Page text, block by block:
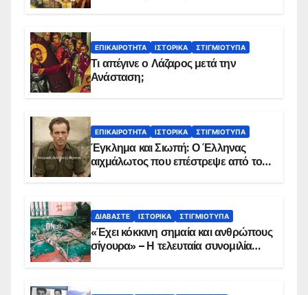
ΕΠΙΚΑΙΡΌΤΗΤΑ ΙΣΤΟΡΙΚΆ ΣΤΙΓΜΙΌΤΥΠΑ
Τι απέγινε ο Λάζαρος μετά την
Ανάσταση;
ΕΠΙΚΑΙΡΌΤΗΤΑ ΙΣΤΟΡΙΚΆ ΣΤΙΓΜΙΌΤΥΠΑ
Έγκλημα και Σιωπή: Ο Έλληνας
αιχμάλωτος που επέστρεψε από το
ΔΙΑΒΆΣΤΕ ΙΣΤΟΡΙΚΆ ΣΤΙΓΜΙΌΤΥΠΑ
«Έχει κόκκινη σημαία και ανθρώπους
σίγουρα» – Η τελευταία συνομιλία